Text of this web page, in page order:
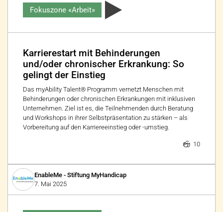
Fokuszone «Arbeit»
Karrierestart mit Behinderungen
und/oder chronischer Erkrankung: So
gelingt der Einstieg
Das myAbility Talent® Programm vernetzt Menschen mit
Behinderungen oder chronischen Erkrankungen mit inklusiven
Unternehmen. Ziel ist es, die Teilnehmenden durch Beratung
und Workshops in ihrer Selbstpräsentation zu stärken – als
Vorbereitung auf den Karriereeinstieg oder -umstieg.
10
EnableMe - Stiftung MyHandicap
7. Mai 2025